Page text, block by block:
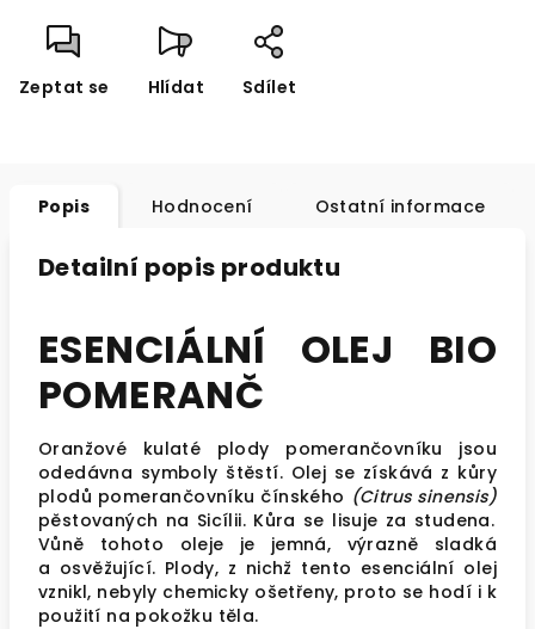
Zeptat se Hlídat Sdílet
Popis Hodnocení Ostatní informace
Detailní popis produktu
ESENCIÁLNÍ OLEJ BIO
POMERANČ
Oranžové kulaté plody pomerančovníku jsou
odedávna symboly štěstí. Olej se získává z kůry
plodů pomerančovníku čínského (Citrus sinensis)
pěstovaných na Sicílii. Kůra se lisuje za studena.
Vůně tohoto oleje je jemná, výrazně sladká
a osvěžující. Plody, z nichž tento esenciální olej
vznikl, nebyly chemicky ošetřeny, proto se hodí i k
použití na pokožku těla.